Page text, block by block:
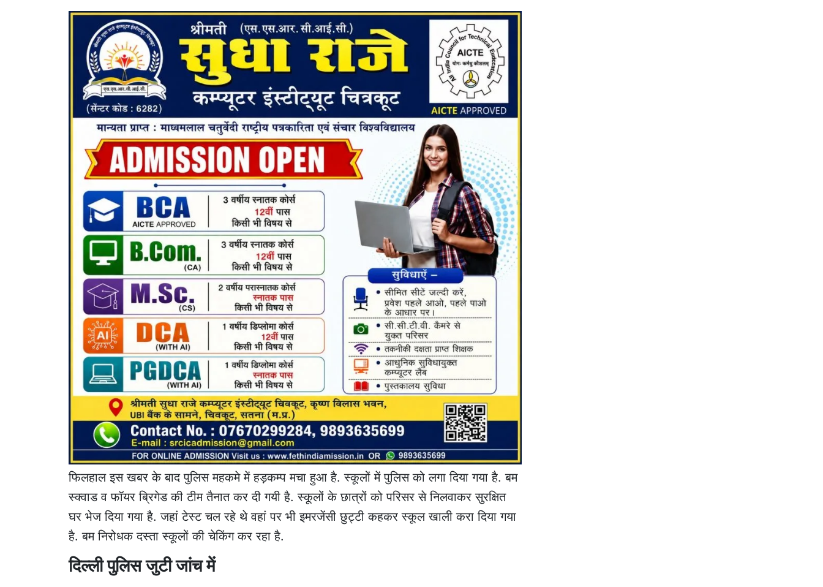
फिलहाल इस खबर के बाद पुलिस महकमे में हड़कम्प मचा हुआ है. स्कूलों में पुलिस को लगा दिया गया है. बम
स्क्वाड व फॉयर ब्रिगेड की टीम तैनात कर दी गयी है. स्कूलों के छात्रों को परिसर से निलवाकर सुरक्षित
घर भेज दिया गया है. जहां टेस्ट चल रहे थे वहां पर भी इमरजेंसी छुट्टी कहकर स्कूल खाली करा दिया गया
है. बम निरोधक दस्ता स्कूलों की चेकिंग कर रहा है.
दिल्ली पुलिस जुटी जांच में